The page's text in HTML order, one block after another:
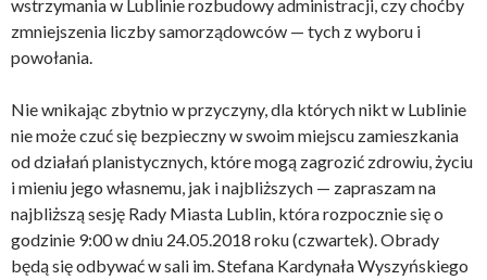
wstrzymania w Lublinie rozbudowy administracji, czy choćby
zmniejszenia liczby samorządowców — tych z wyboru i
powołania.
Nie wnikając zbytnio w przyczyny, dla których nikt w Lublinie
nie może czuć się bezpieczny w swoim miejscu zamieszkania
od działań planistycznych, które mogą zagrozić zdrowiu, życiu
i mieniu jego własnemu, jak i najbliższych — zapraszam na
najbliższą sesję Rady Miasta Lublin, która rozpocznie się o
godzinie 9:00 w dniu 24.05.2018 roku (czwartek). Obrady
będą się odbywać w sali im. Stefana Kardynała Wyszyńskiego